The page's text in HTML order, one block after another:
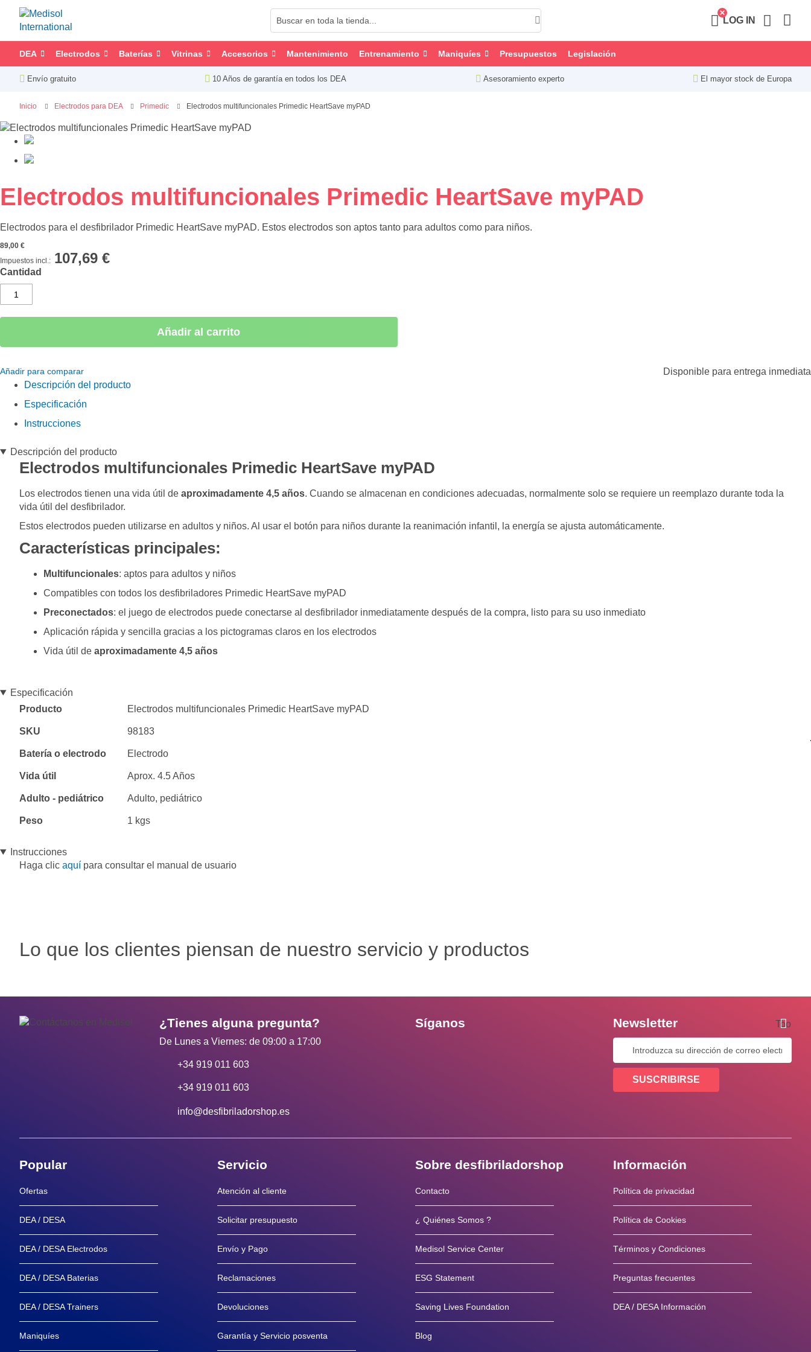
LOG IN
DEA Electrodos Baterías Vitrinas Accesorios Mantenimiento Entrenamiento Maniquíes Presupuestos Legislación
Envío gratuito 10 Años de garantía en todos los DEA Asesoramiento experto El mayor stock de Europa
Inicio Electrodos para DEA Primedic Electrodos multifuncionales Primedic HeartSave myPAD
Saltar
galería
de
Saltar
al
de
la
de
Electrodos multifuncionales Primedic HeartSave myPAD
Electrodos para el desfibrilador Primedic HeartSave myPAD. Estos electrodos son aptos tanto para adultos como para niños.
89,00 €
107,69 €
Cantidad
Añadir al carrito
Añadir para comparar
Disponible para entrega inmediata
Descripción del producto
Especificación
Instrucciones
Descripción del producto
Electrodos multifuncionales Primedic HeartSave myPAD
Los electrodos tienen una vida útil de aproximadamente 4,5 años. Cuando se almacenan en condiciones adecuadas, normalmente solo se requiere un reemplazo durante toda la
vida útil del desfibrilador.
Estos electrodos pueden utilizarse en adultos y niños. Al usar el botón para niños durante la reanimación infantil, la energía se ajusta automáticamente.
Características principales:
Multifuncionales: aptos para adultos y niños
Compatibles con todos los desfibriladores Primedic HeartSave myPAD
Preconectados: el juego de electrodos puede conectarse al desfibrilador inmediatamente después de la compra, listo para su uso inmediato
Aplicación rápida y sencilla gracias a los pictogramas claros en los electrodos
Vida útil de aproximadamente 4,5 años
Especificación
Especificación
Producto Electrodos multifuncionales Primedic HeartSave myPAD
SKU 98183
Batería o electrodo Electrodo
Vida útil Aprox. 4.5 Años
Adulto - pediátrico Adulto, pediátrico
Peso 1 kgs
Instrucciones
Haga clic aquí para consultar el manual de usuario
Lo que los clientes piensan de nuestro servicio y productos
¿Tienes alguna pregunta?
De Lunes a Viernes: de 09:00 a 17:00
+34 919 011 603
+34 919 011 603
info@desfibriladorshop.es
Síganos Newsletter Tooltip
SUSCRIBIRSE
Popular
Ofertas
DEA / DESA
DEA / DESA Electrodos
DEA / DESA Baterias
DEA / DESA Trainers
Maniquíes
Servicio
Atención al cliente
Solicitar presupuesto
Envío y Pago
Reclamaciones
Devoluciones
Garantía y Servicio posventa
Sobre desfibriladorshop
Contacto
¿ Quiénes Somos ?
Medisol Service Center
ESG Statement
Saving Lives Foundation
Blog
Información
Política de privacidad
Política de Cookies
Términos y Condiciones
Preguntas frecuentes
DEA / DESA Información